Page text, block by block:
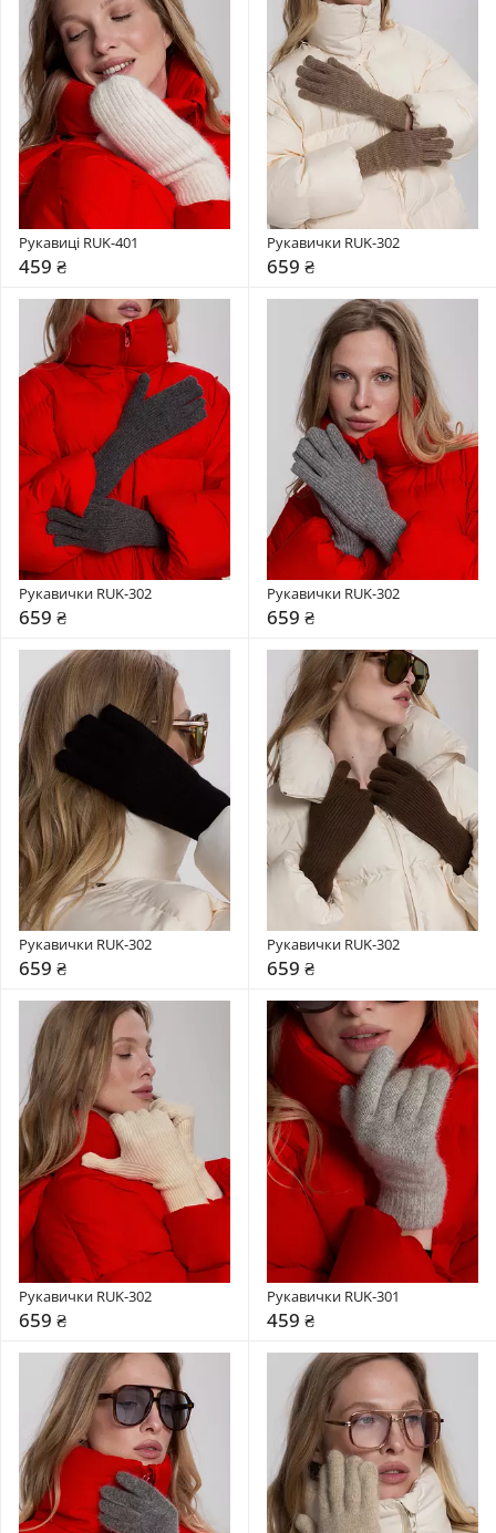
Рукавиці RUK-401
459 ₴
Рукавички RUK-302
659 ₴
Рукавички RUK-302
659 ₴
Рукавички RUK-302
659 ₴
Рукавички RUK-302
659 ₴
Рукавички RUK-302
659 ₴
Рукавички RUK-302
659 ₴
Рукавички RUK-301
459 ₴